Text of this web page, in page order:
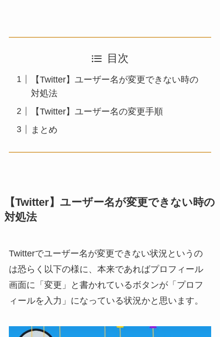
目次
【Twitter】ユーザー名が変更できない時の
対処法
【Twitter】ユーザー名の変更手順
まとめ
【Twitter】ユーザー名が変更できない時の
対処法
Twitterでユーザー名が変更できない状況というの
は恐らく以下の様に、 本来であればプロフィール
画面に「変更」と書かれているボタンが「プロフ
ィールを入力」になっている状況かと思います。